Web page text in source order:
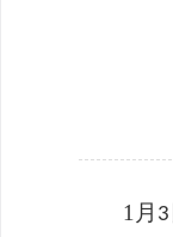
1 月 3